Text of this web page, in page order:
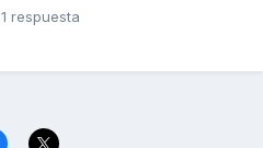
1 respuesta